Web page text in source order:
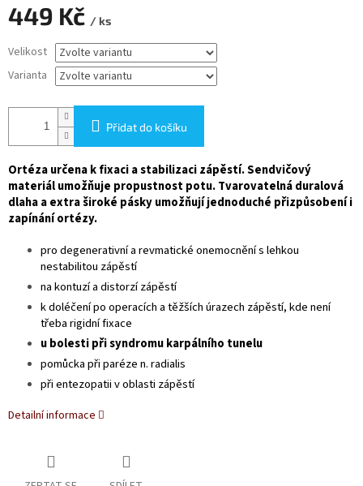
449 Kč / ks
cena:
Velikost
Varianta
Přidat do košíku
Ortéza určena k fixaci a stabilizaci zápěstí. Sendvičový
materiál umožňuje propustnost potu. Tvarovatelná duralová
dlaha a extra široké pásky umožňují jednoduché přizpůsobení i
zapínání ortézy.
pro degenerativní a revmatické onemocnění s lehkou
nestabilitou zápěstí
na kontuzí a distorzí zápěstí
k doléčení po operacích a těžších úrazech zápěstí, kde není
třeba rigidní fixace
u bolesti při syndromu karpálního tunelu
pomůcka při paréze n. radialis
při entezopatii v oblasti zápěstí
Detailní informace